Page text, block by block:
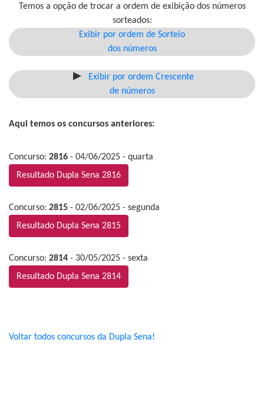
Temos a opção de trocar a ordem de exibição dos números
sorteados:
Exibir por ordem de Sorteio
dos números
Exibir por ordem Crescente
de números
Aqui temos os concursos anteriores:
Concurso: 2816 - 04/06/2025 - quarta
Resultado Dupla Sena 2816
Concurso: 2815 - 02/06/2025 - segunda
Resultado Dupla Sena 2815
Concurso: 2814 - 30/05/2025 - sexta
Resultado Dupla Sena 2814
Voltar todos concursos da Dupla Sena!